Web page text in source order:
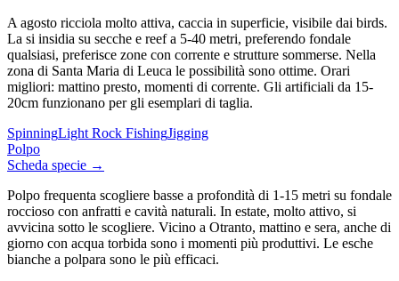
A agosto ricciola molto attiva, caccia in superficie, visibile dai birds.
La si insidia su secche e reef a 5-40 metri, preferendo fondale
qualsiasi, preferisce zone con corrente e strutture sommerse. Nella
zona di Santa Maria di Leuca le possibilità sono ottime. Orari
migliori: mattino presto, momenti di corrente. Gli artificiali da 15-
20cm funzionano per gli esemplari di taglia.
SpinningLight Rock FishingJigging
Polpo
Scheda specie →
Polpo frequenta scogliere basse a profondità di 1-15 metri su fondale
roccioso con anfratti e cavità naturali. In estate, molto attivo, si
avvicina sotto le scogliere. Vicino a Otranto, mattino e sera, anche di
giorno con acqua torbida sono i momenti più produttivi. Le esche
bianche a polpara sono le più efficaci.